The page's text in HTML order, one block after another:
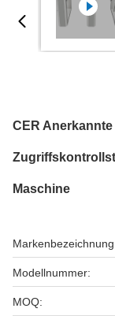
CER
Maschine
Modellnummer:
MOQ: